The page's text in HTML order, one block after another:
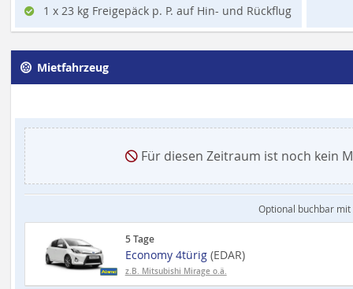
1 x 23 kg Freigepäck p. P. auf Hin- und Rückflug
Mietfahrzeug
Für diesen Zeitraum ist noch kein
Optional buchbar mit
5 Tage
Economy 4türig (EDAR)
z.B. Mitsubishi Mirage o.ä.